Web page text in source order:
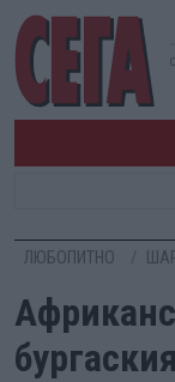
ЛЮБОПИТНО